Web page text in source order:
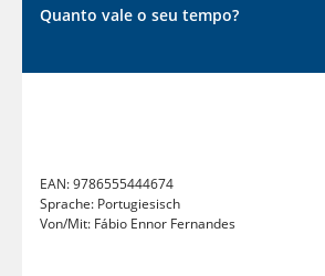
Quanto vale o seu tempo?
EAN:9786555444674
Sprache: Portugiesisch
Von/Mit: Fábio Ennor Fernandes